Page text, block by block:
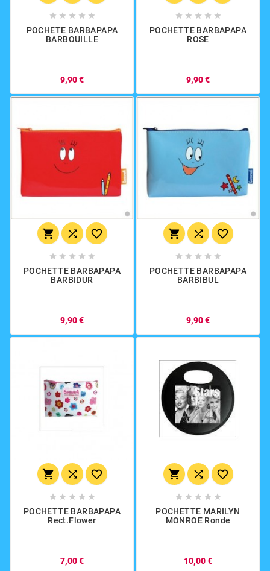
    
POCHETE BARBAPAPA
BARBOUILLE
9,90 €
    
POCHETTE BARBAPAPA
ROSE
9,90 €
  
    
POCHETTE BARBAPAPA
BARBIDUR
9,90 €
  
    
POCHETTE BARBAPAPA
BARBIBUL
9,90 €
  
    
POCHETTE BARBAPAPA
Rect.flower
7,00 €
  
    
POCHETTE MARILYN
MONROE Ronde
10,00 €